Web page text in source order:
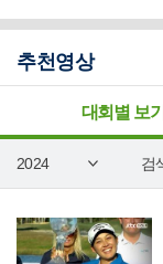
추천영상
대회별 보기